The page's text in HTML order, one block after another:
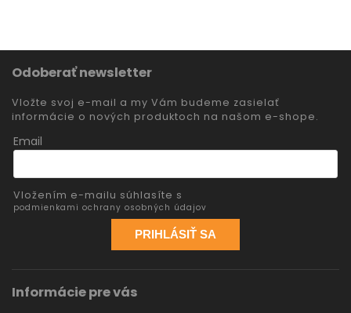
Odoberať newsletter
Vložte svoj e-mail a my Vám budeme zasielať
informácie o nových produktoch na našom e-shope.
Email
Vložením e-mailu súhlasíte s
podmienkami ochrany osobných údajov
PRIHLÁSIŤ SA
Informácie pre vás